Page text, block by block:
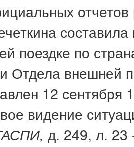
составила
поездке по
внешней
12 сентября
видение
д. 249, л. 23